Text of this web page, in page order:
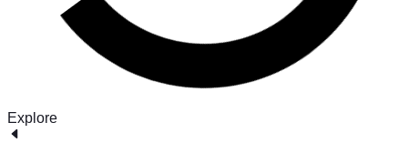
Explore